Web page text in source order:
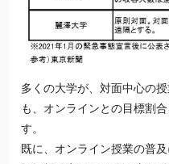
多くの大学が、対面中心の
も、オンラインとの目標割
す。
既に、オンライン授業の普